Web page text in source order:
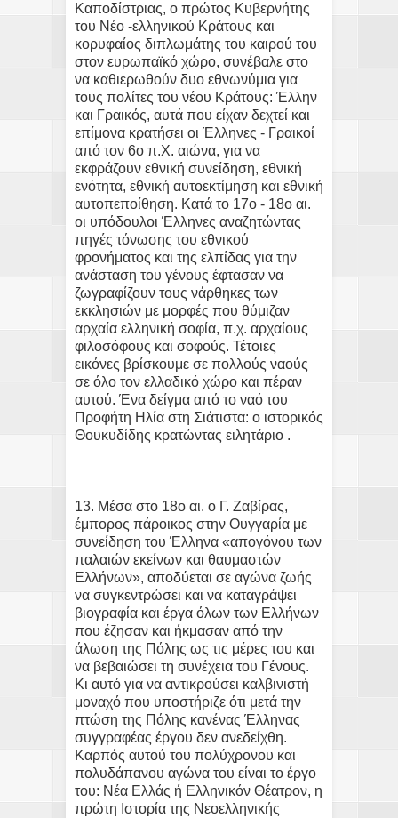
Καποδίστριας, ο πρώτος Κυβερνήτης
του Νέο -ελληνικού Κράτους και
κορυφαίος διπλωμάτης του καιρού του
στον ευρωπαϊκό χώρο, συνέβαλε στο
να καθιερωθούν δυο εθνωνύμια για
τους πολίτες του νέου Κράτους: Έλλην
και Γραικός, αυτά που είχαν δεχτεί και
επίμονα κρατήσει οι Έλληνες - Γραικοί
από τον 6ο π.Χ. αιώνα, για να
εκφράζουν εθνική συνείδηση, εθνική
ενότητα, εθνική αυτοεκτίμηση και εθνική
αυτοπεποίθηση. Κατά το 17ο - 18ο αι.
οι υπόδουλοι Έλληνες αναζητώντας
πηγές τόνωσης του εθνικού
φρονήματος και της ελπίδας για την
ανάσταση του γένους έφτασαν να
ζωγραφίζουν τους νάρθηκες των
εκκλησιών με μορφές που θύμιζαν
αρχαία ελληνική σοφία, π.χ. αρχαίους
φιλοσόφους και σοφούς. Τέτοιες
εικόνες βρίσκουμε σε πολλούς ναούς
σε όλο τον ελλαδικό χώρο και πέραν
αυτού. Ένα δείγμα από το ναό του
Προφήτη Ηλία στη Σιάτιστα: ο ιστορικός
Θουκυδίδης κρατώντας ειλητάριο .
13. Μέσα στο 18ο αι. ο Γ. Ζαβίρας,
έμπορος πάροικος στην Ουγγαρία με
συνείδηση του Έλληνα «απογόνου των
παλαιών εκείνων και θαυμαστών
Ελλήνων», αποδύεται σε αγώνα ζωής
να συγκεντρώσει και να καταγράψει
βιογραφία και έργα όλων των Ελλήνων
που έζησαν και ήκμασαν από την
άλωση της Πόλης ως τις μέρες του και
να βεβαιώσει τη συνέχεια του Γένους.
Κι αυτό για να αντικρούσει καλβινιστή
μοναχό που υποστήριζε ότι μετά την
πτώση της Πόλης κανένας Έλληνας
συγγραφέας έργου δεν ανεδείχθη.
Καρπός αυτού του πολύχρονου και
πολυδάπανου αγώνα του είναι το έργο
του: Νέα Ελλάς ή Ελληνικόν Θέατρον, η
πρώτη Ιστορία της Νεοελληνικής